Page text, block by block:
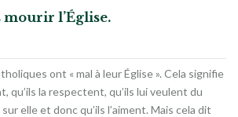
mourir l’Église.
ont « mal à leur Église ». Cela signifie
qu’ils la respectent, qu’ils lui veulent du
elle et donc qu’ils l’aiment. Mais cela dit